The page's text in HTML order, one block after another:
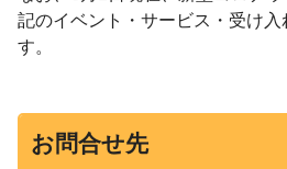
記のイベント・サービス・受け入
す。
お問合せ先